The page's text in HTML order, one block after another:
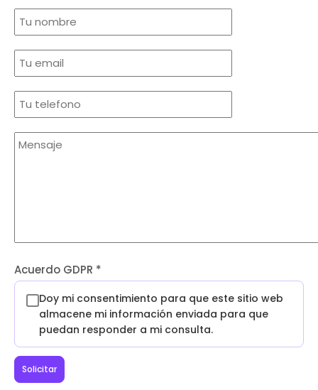
Acuerdo GDPR *
Doy mi consentimiento para que este sitio web
almacene mi información enviada para que
puedan responder a mi consulta.
Solicitar